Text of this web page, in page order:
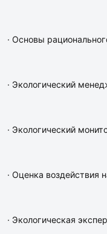
· Основы
· Экологический
· Экологический
· Оценка
· Экологическая